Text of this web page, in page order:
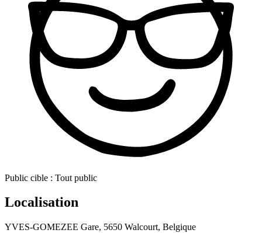
Public cible : Tout public
Localisation
YVES-GOMEZEE Gare, 5650 Walcourt, Belgique